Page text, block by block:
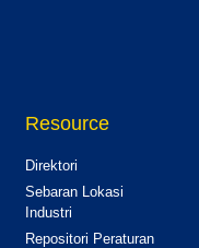
Resource
Direktori
Sebaran Lokasi
Industri
Repositori Peraturan